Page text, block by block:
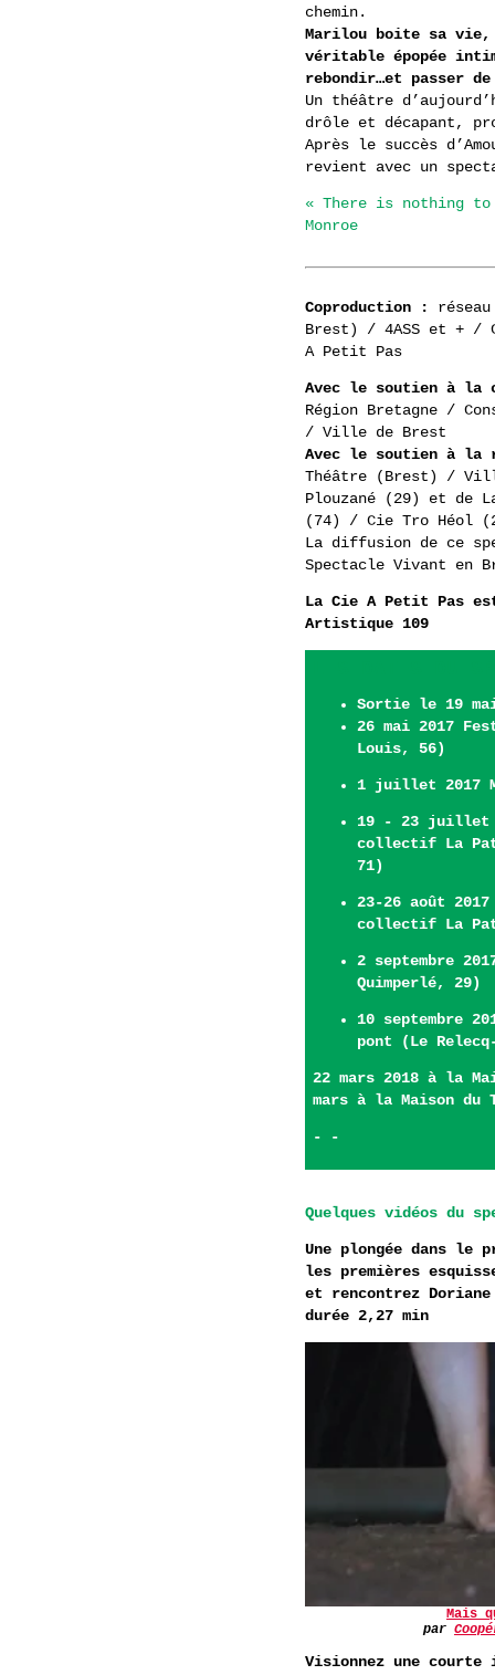
chemin.
Marilou boite sa vie,
véritable épopée
rebondir…et passer
Un théâtre
drôle et décapant,
Après le succès
revient avec un
« There is nothing
Monroe
Coproduction :
réseau
Brest) / 4ASS et + /
A Petit Pas
Avec le soutien à la
Région Bretagne /
/ Ville de Brest
Avec le soutien à la
Théâtre (Brest) /
Plouzané (29) et
(74) / Cie Tro Héol
La diffusion de ce
Spectacle Vivant en
La Cie A Petit Pas
Artistique 109
Sortie le 19 mai
26 mai 2017
Louis, 56)
1 juillet 2017
19 - 23 juillet
collectif La
71)
23-26 août
collectif La
2 septembre
Quimperlé, 29)
10 septembre
pont (Le
22 mars 2018 à la
mars à la Maison du
- -
Quelques vidéos du
Une plongée dans le
les premières
et rencontrez
durée 2,27 min
Mais
par
Visionnez une courte